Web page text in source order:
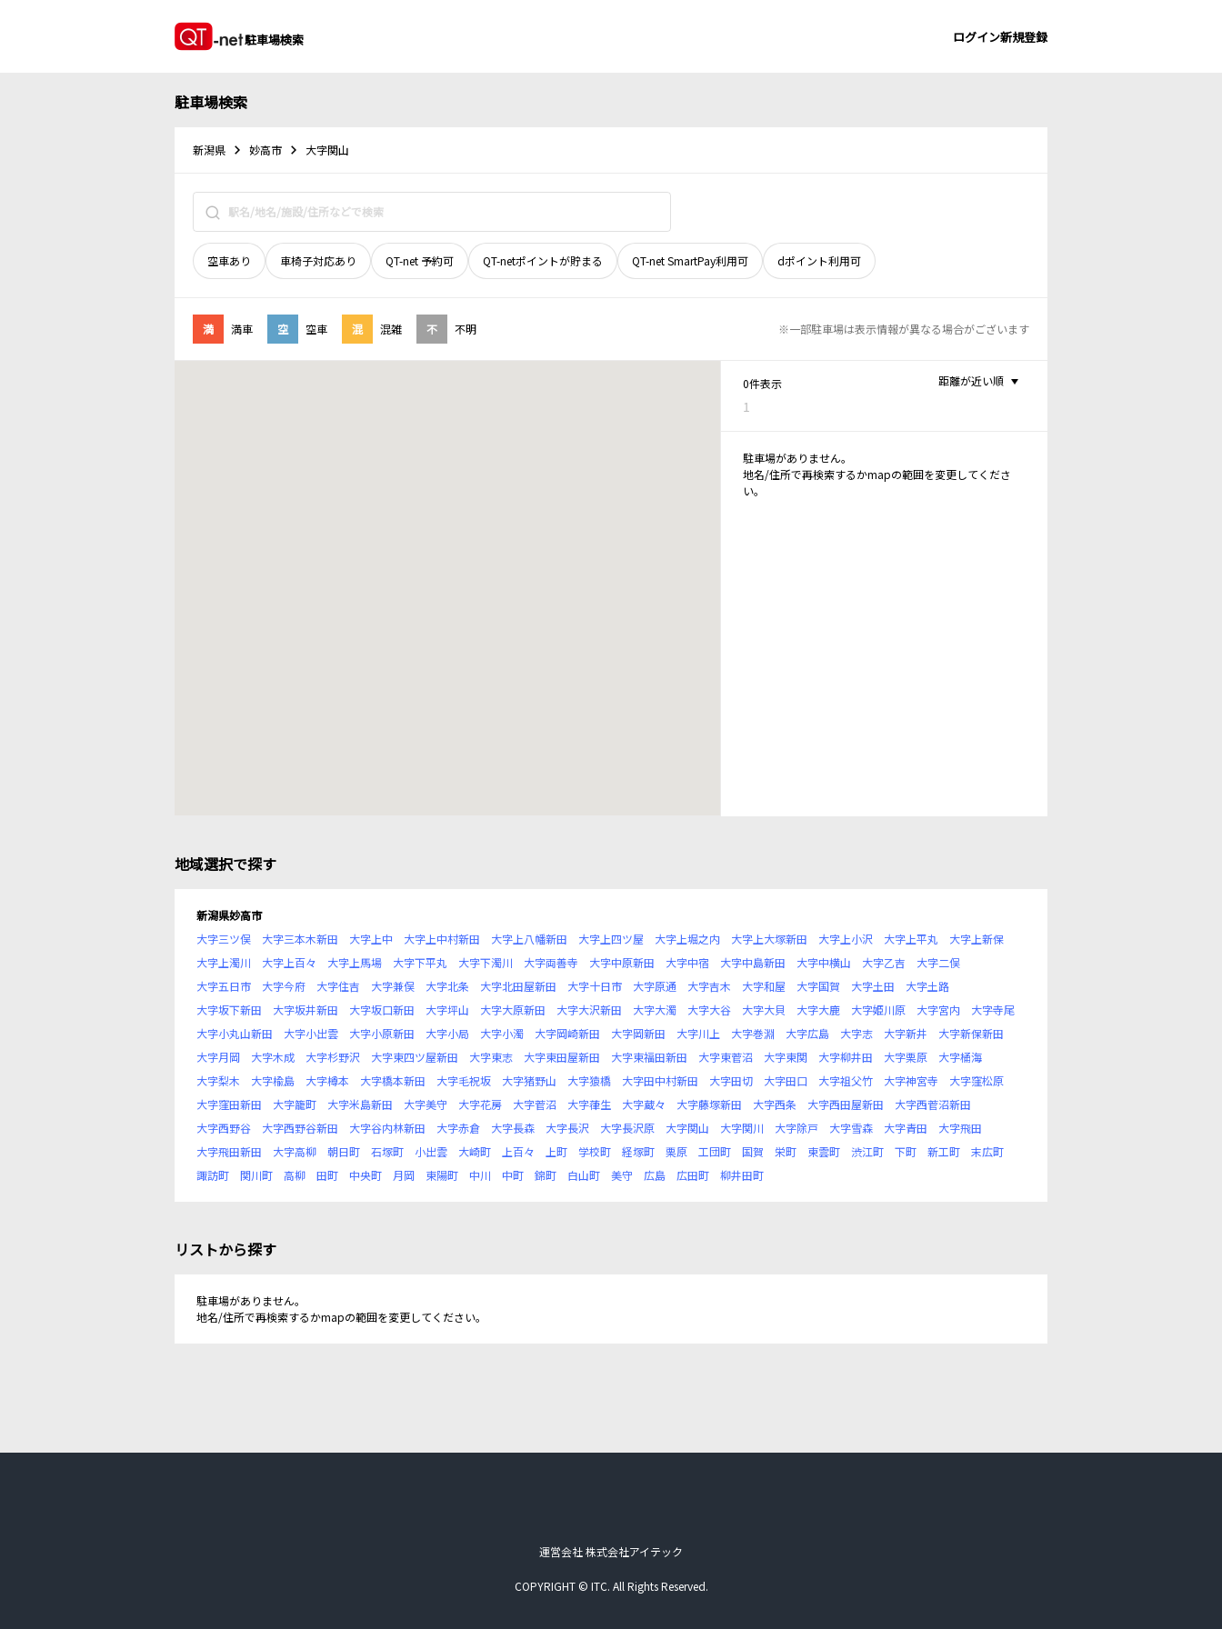
駐車場検索 ログイン新規登録
駐車場検索
新潟県 妙高市 大字関山
空車あり 車椅子対応あり QT-net 予約可 QT-netポイントが貯まる QT-net SmartPay利用可 dポイント利用可
満 満車 空 空車 混 混雑 不 不明 ※一部駐車場は表示情報が異なる場合がございます
0件表示
1
距離が近い順
駐車場がありません。
地名/住所で再検索するかmapの範囲を変更してくださ
い。
地域選択で探す
新潟県妙高市
大字三ツ俣
大字三本木新田 大字上中 大字上中村新田 大字上八幡新田 大字上四ツ屋 大字上堀之内 大字上大塚新田 大字上小沢 大字上平丸
大字上新保
大字上濁川
大字上百々 大字上馬場 大字下平丸 大字下濁川 大字両善寺 大字中原新田 大字中宿 大字中島新田 大字中横山 大字乙吉
大字二俣
大字五日市
大字今府 大字住吉 大字兼俣 大字北条 大字北田屋新田 大字十日市 大字原通 大字吉木 大字和屋 大字国賀 大字土田
大字土路
大字坂下新田
大字坂井新田 大字坂口新田 大字坪山 大字大原新田 大字大沢新田 大字大濁 大字大谷 大字大貝 大字大鹿 大字姫川原 大字宮内
大字寺尾
大字小丸山新田
大字小出雲 大字小原新田 大字小局 大字小濁 大字岡崎新田 大字岡新田 大字川上 大字巻淵 大字広島 大字志 大字新井
大字新保新田
大字月岡
大字木成 大字杉野沢 大字東四ツ屋新田 大字東志 大字東田屋新田 大字東福田新田 大字東菅沼 大字東関 大字柳井田 大字栗原
大字桶海
大字梨木
大字楡島 大字樽本 大字橋本新田 大字毛祝坂 大字猪野山 大字猿橋 大字田中村新田 大字田切 大字田口 大字祖父竹 大字神宮寺
大字窪松原
大字窪田新田
大字籠町 大字米島新田 大字美守 大字花房 大字菅沼 大字葎生 大字蔵々 大字藤塚新田 大字西条 大字西田屋新田
大字西菅沼新田
大字西野谷
大字西野谷新田 大字谷内林新田 大字赤倉 大字長森 大字長沢 大字長沢原 大字関山 大字関川 大字除戸 大字雪森 大字青田
大字飛田
大字飛田新田
大字高柳 朝日町 石塚町 小出雲 大崎町 上百々 上町 学校町 経塚町 栗原 工団町 国賀 栄町 東雲町 渋江町 下町 新工町
末広町
諏訪町
関川町 高柳 田町 中央町 月岡 東陽町 中川 中町 錦町 白山町 美守 広島 広田町 柳井田町
リストから探す
駐車場がありません。
地名/住所で再検索するかmapの範囲を変更してください。
運営会社 株式会社アイテック
COPYRIGHT © ITC. All Rights Reserved.